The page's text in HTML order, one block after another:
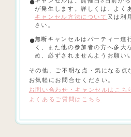
が発生します。詳しくは、よく
キャンセル方法について 又は利
さい。
無断キャンセルはパーティー進
く、また他の参加者の方へ多大
め、必ずされませんようお願い
その他、ご不明な点・気になる点
お気軽にお問合せください。
お問い合わせ・キャンセルはこち
よくあるご質問はこちら